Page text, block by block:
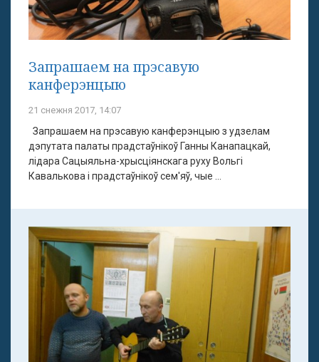
Запрашаем на прэсавую
канферэнцыю
21 снежня 2017, 14:07
Запрашаем на прэсавую канферэнцыю з удзелам
дэпутата палаты прадстаўнікоў Ганны Канапацкай,
лідара Сацыяльна-хрысціянскага руху Вольгі
Кавалькова і прадстаўнікоў сем'яў, чые ...